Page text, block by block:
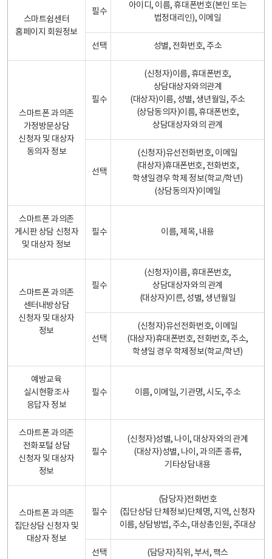
스마트쉼센터
홈페이지 회원정보
필수
아이디, 이름, 휴대폰번호(본인 또는
법정대리인), 이메일
선택 성별, 전화번호, 주소
스마트폰 과의존
가정방문상담
신청자 및 대상자
동의자 정보
필수
(신청자)이름, 휴대폰번호,
상담대상자와의관계
(대상자)이름, 성별, 생년월일, 주소
(상담동의자)이름, 휴대폰번호,
상담대상자와의 관계
선택
(신청자)유선전화번호, 이메일
(대상자)휴대폰번호, 전화번호,
학생일경우 학제 정보(학교/학년)
(상담동의자)이메일
스마트폰 과의존
게시판 상담 신청자
및 대상자 정보
필수 이름, 제목, 내용
스마트폰 과의존
센터내방상담
신청자 및 대상자
정보
필수
(신청자)이름, 휴대폰번호,
상담대상자와의 관계
(대상자)이른, 성별, 생년월일
선택
(신청자)유선전화번호, 이메일
(대상자)휴대폰번호, 전화번호, 주소,
학생일 경우 학제정보(학교/학년)
예방교육
실시현황조사
응답자 정보
필수 이름, 이메일, 기관명, 시도, 주소
스마트폰 과의존
전화포털 상담
신청자 및 대상자
정보
필수
(신청자)성별, 나이, 대상자와의 관계
(대상자)성별, 나이, 과의존 종류,
기타상담내용
스마트폰 과의존
집단상담 신청자 및
대상자 정보
필수
(담당자)전화번호
(집단상담 단체정보)단체명, 지역, 신청자
이름, 상담방법, 주소, 대상총인원, 주대상
선택 (담당자)직위, 부서, 팩스